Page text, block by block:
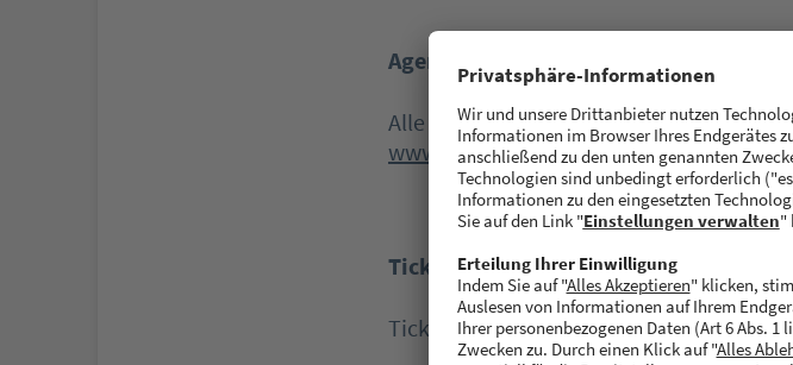
Agenda & Infos
Alle wichtigen Informationen rund um
www.hackerkiste.de
Tickets & Testtermin
Tickets können unter